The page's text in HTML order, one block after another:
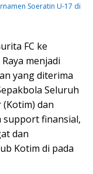
Soeratin U-17 di
FC ke
menjadi
yang diterima
Seluruh
dan
support finansial,
dan
Kotim di pada